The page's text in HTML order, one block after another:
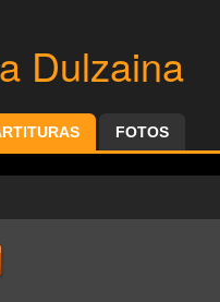
Dulzaina
FOTOS